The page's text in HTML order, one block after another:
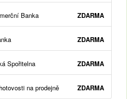
Banka ZDARMA
ZDARMA
Spořitelna ZDARMA
na prodejně ZDARMA